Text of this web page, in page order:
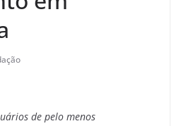
de pelo menos